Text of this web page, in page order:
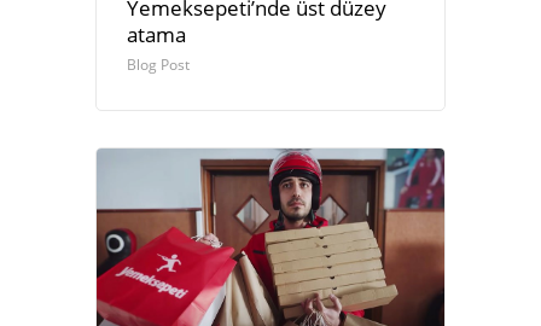
Yemeksepeti’nde üst düzey
atama
Blog Post